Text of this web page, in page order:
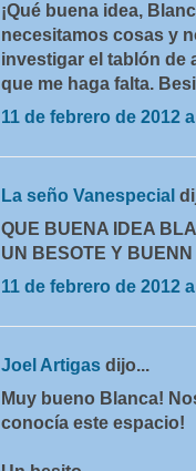
¡Qué buena idea,
necesitamos cosas y
investigar el tablón de
que me haga falta.
11 de febrero de 2012
La seño Vanespecial
QUE BUENA IDEA
UN BESOTE Y
11 de febrero de 2012
Joel Artigas dijo...
Muy bueno Blanca!
conocía este espacio!